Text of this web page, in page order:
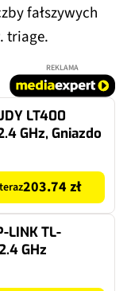
fałszywych
triage.
REKLAMA
LT400
GHz, Gniazdo
203.74 zł
LINK TL-
GHz